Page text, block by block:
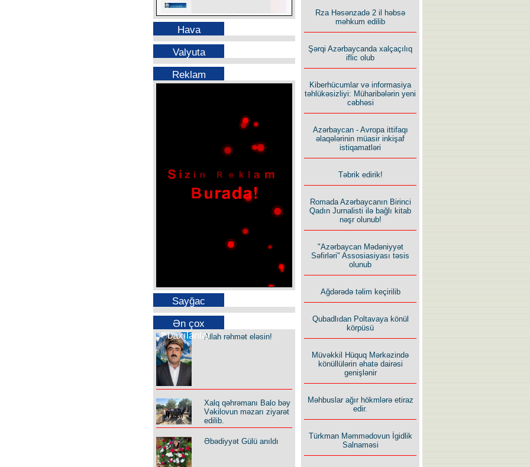
Hava
Valyuta
Reklam
Sayğac
Ən çox
baxılanlarAllah rəhmət eləsin!
Xalq qəhrəmanı Balo bəy
Vəkilovun məzarı ziyarət
edilib.
Əbədiyyət Gülü anıldı
Rza Həsənzadə 2 il həbsə
məhkum edilib
Şərqi Azərbaycanda xalçaçılıq
iflic olub
Kiberhücumlar və informasiya
təhlükəsizliyi: Müharibələrin yeni
cəbhəsi
Azərbaycan - Avropa ittifaqı
əlaqələrinin müasir inkişaf
istiqamatləri
Təbrik edirik!
Romada Azərbaycanın Birinci
Qadın Jurnalisti ilə bağlı kitab
nəşr olunub!
"Azərbaycan Mədəniyyət
Səfirləri" Assosiasiyası təsis
olunub
Ağdərədə təlim keçirilib
Qubadlıdan Poltavaya könül
körpüsü
Müvəkkil Hüquq Mərkəzində
könüllülərin əhatə dairəsi
genişlənir
Məhbuslar ağır hökmlərə etiraz
edir.
Türkman Məmmədovun İgidlik
Salnaməsi